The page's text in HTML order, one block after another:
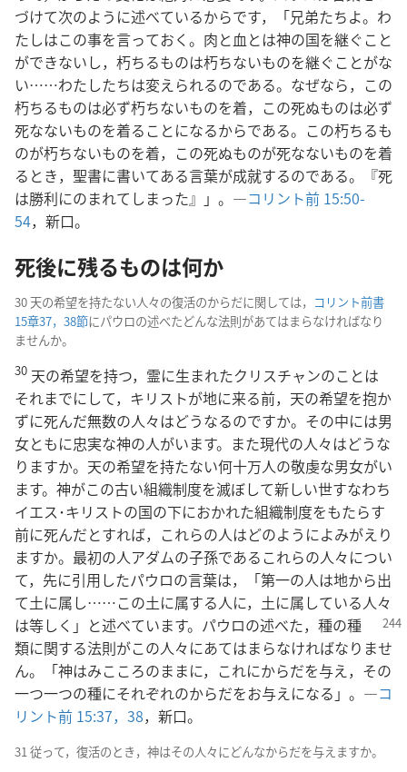
づけて次のように述べているからです，「兄弟たちよ。わ
たしはこの事を言っておく。肉と血とは神の国を継ぐこと
ができないし，朽ちるものは朽ちないものを継ぐことがな
い……わたしたちは変えられるのである。なぜなら，この
朽ちるものは必ず朽ちないものを着，この死ぬものは必ず
死なないものを着ることになるからである。この朽ちるも
のが朽ちないものを着，この死ぬものが死なないものを着
るとき，聖書に書いてある言葉が成就するのである。『死
は勝利にのまれてしまった』」。―コリント前 15:50-
54，新口。
死後に残るものは何か
30 天の希望を持たない人々の復活のからだに関しては， コリント前書
15章37，38節にパウロの述べたどんな法則があてはまらなければなり
ませんか。
30 天の希望を持つ，霊に生まれたクリスチャンのことは
それまでにして，キリストが地に来る前，天の希望を抱か
ずに死んだ無数の人々はどうなるのですか。その中には男
女ともに忠実な神の人がいます。また現代の人々はどうな
りますか。天の希望を持たない何十万人の敬虔な男女がい
ます。神がこの古い組織制度を滅ぼして新しい世すなわち
イエス･キリストの国の下におかれた組織制度をもたらす
前に死んだとすれば，これらの人はどのようによみがえり
ますか。最初の人アダムの子孫であるこれらの人々につい
て，先に引用したパウロの言葉は，「第一の人は地から出
て土に属し……この土に属する人に，土に属している人々
は等しく」と述べています。パウロの述べた，種の種
類に関する法則がこの人々にあてはまらなければなりませ
ん。「神はみこころのままに，これにからだを与え，その
一つ一つの種にそれぞれのからだをお与えになる」。―コ
リント前 15:37，38，新口。
31 従って，復活のとき，神はその人々にどんなからだを与えますか。